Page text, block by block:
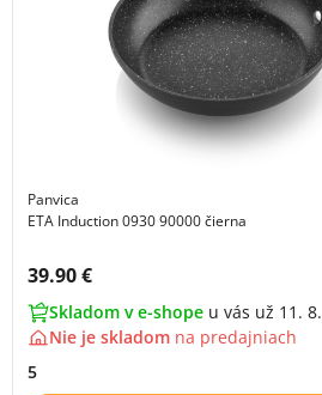
Panvica
ETA Induction 0930 90000 čierna
Cena s DPH:
39.90 €
Skladom v e-shope u vás už 11. 8.
Nie je skladom na predajniach
5